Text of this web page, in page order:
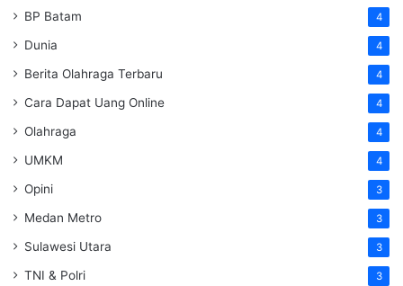
BP Batam 4
Dunia 4
Berita Olahraga Terbaru 4
Cara Dapat Uang Online 4
Olahraga 4
UMKM 4
Opini 3
Medan Metro 3
Sulawesi Utara 3
TNI & Polri 3